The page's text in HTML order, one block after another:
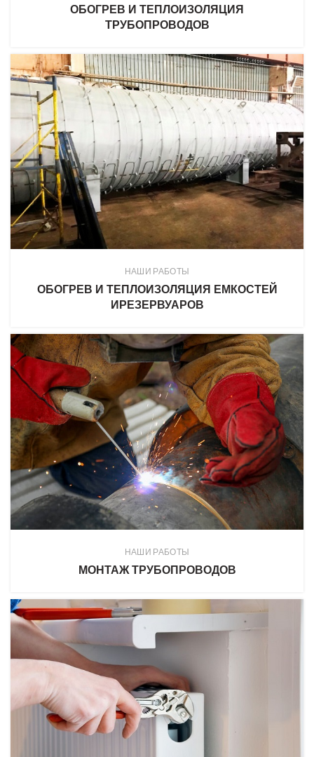
ОБОГРЕВ И ТЕПЛОИЗОЛЯЦИЯ
ТРУБОПРОВОДОВ
НАШИ РАБОТЫ
ОБОГРЕВ И ТЕПЛОИЗОЛЯЦИЯ ЕМКОСТЕЙ
ИРЕЗЕРВУАРОВ
НАШИ РАБОТЫ
МОНТАЖ ТРУБОПРОВОДОВ